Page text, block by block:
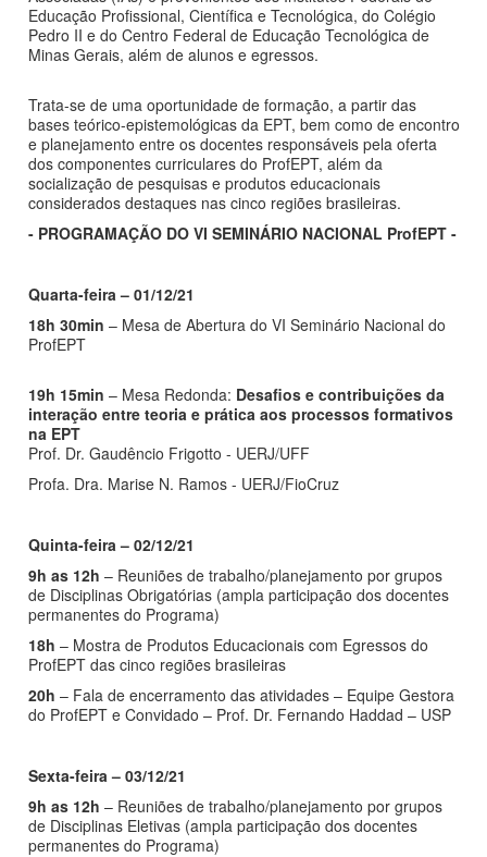
Educação Profissional, Científica e Tecnológica, do Colégio
Pedro II e do Centro Federal de Educação Tecnológica de
Minas Gerais, além de alunos e egressos.
Trata-se de uma oportunidade de formação, a partir das
bases teórico-epistemológicas da EPT, bem como de encontro
e planejamento entre os docentes responsáveis pela oferta
dos componentes curriculares do ProfEPT, além da
socialização de pesquisas e produtos educacionais
considerados destaques nas cinco regiões brasileiras.
- PROGRAMAÇÃO DO VI SEMINÁRIO NACIONAL ProfEPT -
Quarta-feira – 01/12/21
18h 30min – Mesa de Abertura do VI Seminário Nacional do
ProfEPT
19h 15min – Mesa Redonda: Desafios e contribuições da
interação entre teoria e prática aos processos formativos
na EPT
Prof. Dr. Gaudêncio Frigotto - UERJ/UFF
Profa. Dra. Marise N. Ramos - UERJ/FioCruz
Quinta-feira – 02/12/21
9h as 12h – Reuniões de trabalho/planejamento por grupos
de Disciplinas Obrigatórias (ampla participação dos docentes
permanentes do Programa)
18h – Mostra de Produtos Educacionais com Egressos do
ProfEPT das cinco regiões brasileiras
20h – Fala de encerramento das atividades – Equipe Gestora
do ProfEPT e Convidado – Prof. Dr. Fernando Haddad – USP
Sexta-feira – 03/12/21
9h as 12h – Reuniões de trabalho/planejamento por grupos
de Disciplinas Eletivas (ampla participação dos docentes
permanentes do Programa)